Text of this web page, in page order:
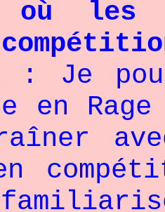
où les
Je
en